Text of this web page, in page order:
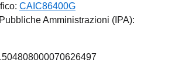
CAIC86400G
Amministrazioni (IPA):